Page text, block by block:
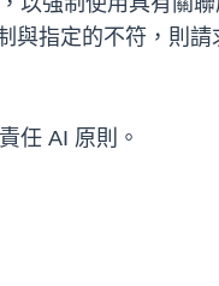
與指定的不符，則
任 AI 原則。